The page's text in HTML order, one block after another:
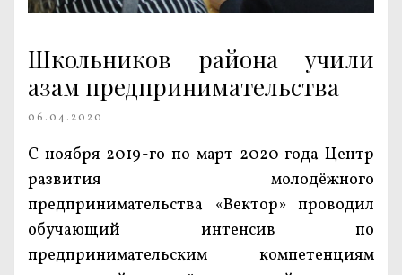
Школьников района учили
азам предпринимательства
06.04.2020
С ноября 2019-го по март 2020 года Центр
развития молодёжного
предпринимательства «Вектор» проводил
обучающий интенсив по
предпринимательским компетенциям